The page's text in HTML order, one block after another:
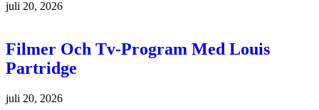
juli 20, 2026
Filmer Och Tv-Program Med Louis
Partridge
juli 20, 2026